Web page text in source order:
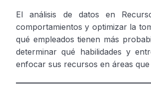
El análisis de datos en
comportamientos y optimizar la
qué empleados tienen más
determinar qué habilidades y
enfocar sus recursos en áreas